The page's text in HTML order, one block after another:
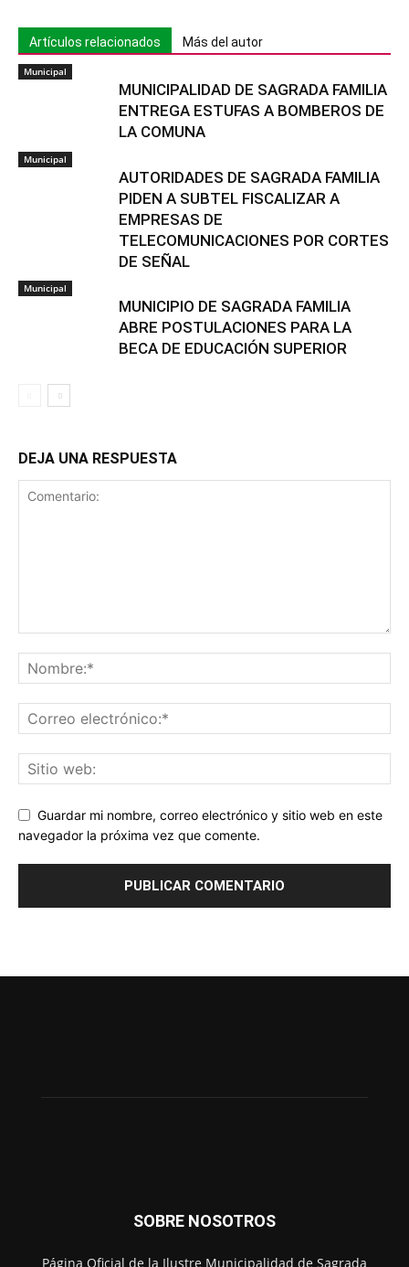
Artículos relacionados Más del autor
Municipal
MUNICIPALIDAD DE SAGRADA FAMILIA
ENTREGA ESTUFAS A BOMBEROS DE
LA COMUNA
Municipal
AUTORIDADES DE SAGRADA FAMILIA
PIDEN A SUBTEL FISCALIZAR A
EMPRESAS DE
TELECOMUNICACIONES POR CORTES
DE SEÑAL
Municipal
MUNICIPIO DE SAGRADA FAMILIA
ABRE POSTULACIONES PARA LA
BECA DE EDUCACIÓN SUPERIOR
DEJA UNA RESPUESTA
Guardar mi nombre, correo electrónico y sitio web en este
navegador la próxima vez que comente.
SOBRE NOSOTROS
Página Oficial de la Ilustre Municipalidad de Sagrada